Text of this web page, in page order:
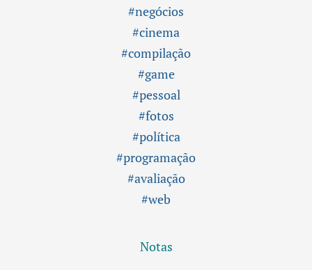
#negócios
#cinema
#compilação
#game
#pessoal
#fotos
#política
#programação
#avaliação
#web
Notas